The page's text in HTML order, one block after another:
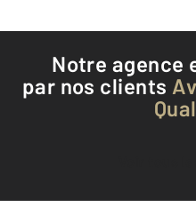
Notre
par nos clients
Voir tous